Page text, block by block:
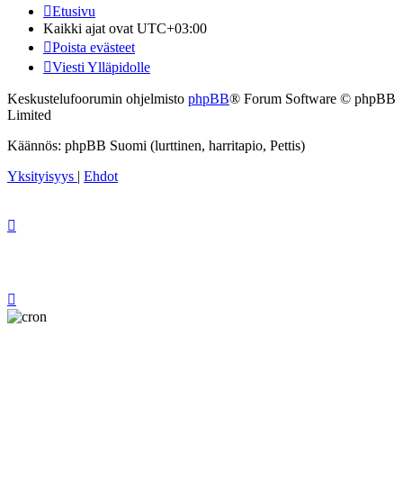
Etusivu
Kaikki ajat ovatUTC+03:00
Poista evästeet
Viesti Ylläpidolle
Keskustelufoorumin ohjelmisto phpBB® Forum Software © phpBB
Limited
Käännös: phpBB Suomi (lurttinen, harritapio, Pettis)
Yksityisyys
Ehdot